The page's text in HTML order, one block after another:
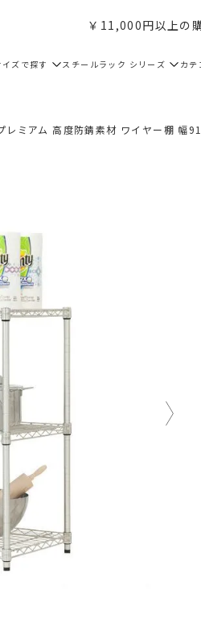
￥11,000円以上の
ズで探す スチールラック シリーズ カテ
レミアム 高度防錆素材 ワイヤー棚